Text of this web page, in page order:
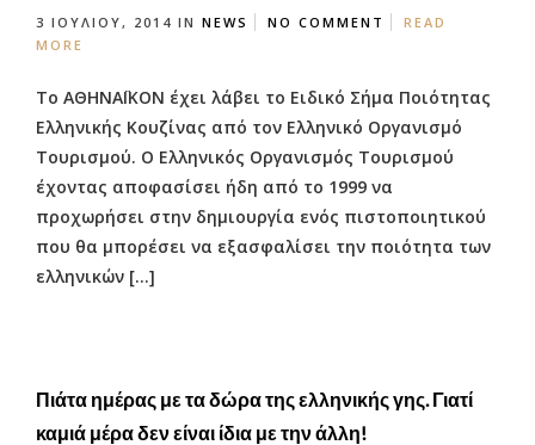
3 ΙΟΥΛΊΟΥ, 2014 IN NEWS NO COMMENT
READ
MORE
Το ΑΘΗΝΑΪΚΟΝ έχει λάβει το Ειδικό Σήμα Ποιότητας
Ελληνικής Κουζίνας από τον Ελληνικό Οργανισμό
Τουρισμού. O Ελληνικός Οργανισμός Τουρισμού
έχοντας αποφασίσει ήδη από το 1999 να
προχωρήσει στην δημιουργία ενός πιστοποιητικού
που θα μπορέσει να εξασφαλίσει την ποιότητα των
ελληνικών […]
Πιάτα ημέρας με τα δώρα της ελληνικής γης. Γιατί
καμιά μέρα δεν είναι ίδια με την άλλη!